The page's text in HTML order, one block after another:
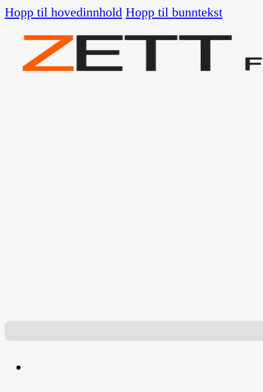
Hopp til hovedinnhold Hopp til bunntekst